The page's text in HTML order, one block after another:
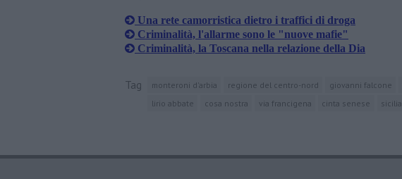
Una rete camorristica dietro i traffici di droga
Criminalità, l'allarme sono le "nuove mafie"
Criminalità, la Toscana nella relazione della Dia
Tag monteroni d'arbia regione del centro-nord giovanni falcone
lirio abbate
cosa nostra via francigena cinta senese sicilia